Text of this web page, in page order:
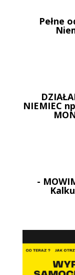
Pełne
NIEMIEC
-